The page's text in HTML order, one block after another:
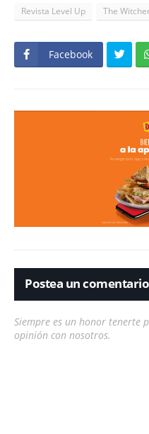
Revista Level Up The
Facebook
Postea un comentario
Siempre es un honor tenerte
opinión con nosotros.